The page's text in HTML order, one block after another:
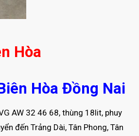
Hòa
Hòa Đồng Nai
AW 32 46 68, thùng 18lit, phuy
đến Trảng Dài, Tân Phong, Tân